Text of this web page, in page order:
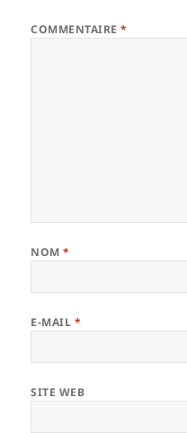
COMMENTAIRE*
NOM*
E-MAIL *
SITE WEB